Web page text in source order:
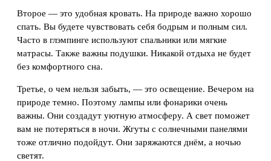
Второе — это удобная кровать. На природе важно хорошо
спать. Вы будете чувствовать себя бодрым и полным сил.
Часто в глэмпинге используют спальники или мягкие
матрасы. Также важны подушки. Никакой отдыха не будет
без комфортного сна.
Третье, о чем нельзя забыть, — это освещение. Вечером на
природе темно. Поэтому лампы или фонарики очень
важны. Они создадут уютную атмосферу. А свет поможет
вам не потеряться в ночи. Жгуты с солнечными панелями
тоже отлично подойдут. Они заряжаются днём, а ночью
светят.